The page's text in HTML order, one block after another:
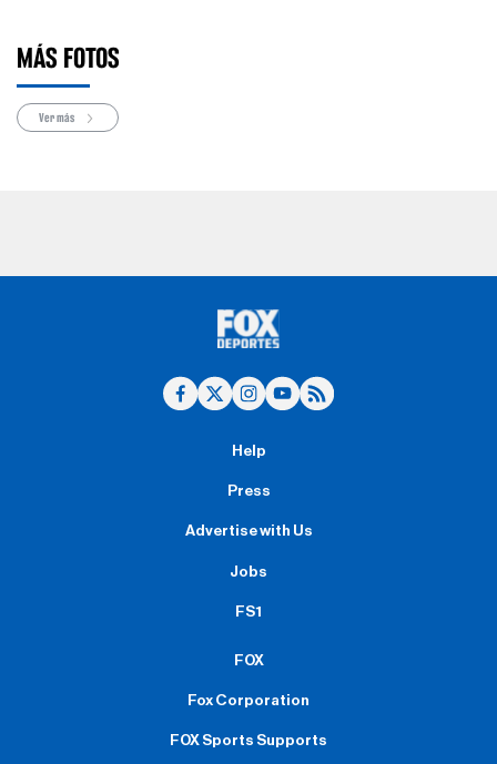
MÁS FOTOS
Ver más
Help
Press
Advertise with Us
Jobs
FS1
FOX
Fox Corporation
FOX Sports Supports